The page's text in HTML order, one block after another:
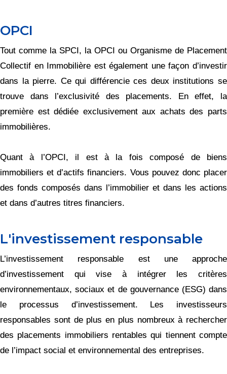
OPCI
Tout comme la SPCI, la OPCI ou Organisme de Placement
Collectif en Immobilière est également une façon d’investir
dans la pierre. Ce qui différencie ces deux institutions se
trouve dans l’exclusivité des placements. En effet, la
première est dédiée exclusivement aux achats des parts
immobilières.
Quant à l’OPCI, il est à la fois composé de biens
immobiliers et d’actifs financiers. Vous pouvez donc placer
des fonds composés dans l’immobilier et dans les actions
et dans d’autres titres financiers.
L'investissement responsable
L’investissement responsable est une approche
d’investissement qui vise à intégrer les critères
environnementaux, sociaux et de gouvernance (ESG) dans
le processus d’investissement. Les investisseurs
responsables sont de plus en plus nombreux à rechercher
des placements immobiliers rentables qui tiennent compte
de l’impact social et environnemental des entreprises.